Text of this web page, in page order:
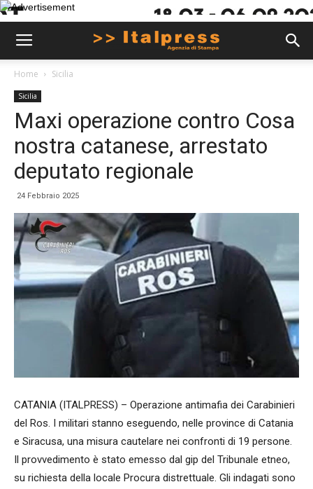
Home Sicilia
Sicilia
Maxi operazione contro Cosa
nostra catanese, arrestato
deputato regionale
24 Febbraio 2025
CATANIA (ITALPRESS) – Operazione antimafia dei Carabinieri
del Ros. I militari stanno eseguendo, nelle province di Catania
e Siracusa, una misura cautelare nei confronti di 19 persone.
Il provvedimento è stato emesso dal gip del Tribunale etneo,
su richiesta della locale Procura distrettuale. Gli indagati sono